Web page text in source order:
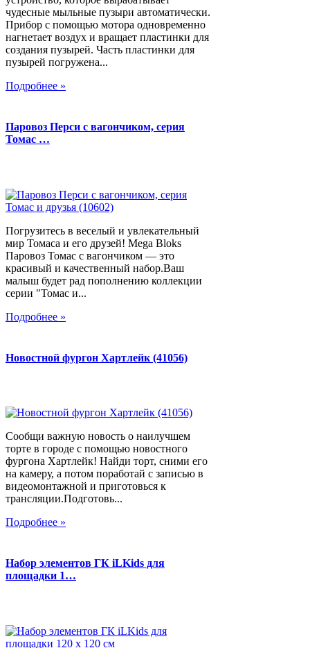
чудесные мыльные пузыри автоматически.
Прибор с помощью мотора одновременно
нагнетает воздух и вращает пластинки для
создания пузырей. Часть пластинки для
пузырей погружена...
Подробнее »
Паровоз Перси с вагончиком, серия
Томас …
Погрузитесь в веселый и увлекательный
мир Томаса и его друзей! Mega Bloks
Паровоз Томас с вагончиком — это
красивый и качественный набор.Ваш
малыш будет рад пополнению коллекции
серии "Томас и...
Подробнее »
Новостной фургон Хартлейк (41056)
Сообщи важную новость о наилучшем
торте в городе с помощью новостного
фургона Хартлейк! Найди торт, сними его
на камеру, а потом поработай с записью в
видеомонтажной и приготовься к
трансляции.Подготовь...
Подробнее »
Набор элементов ГК iLKids для
площадки 1…